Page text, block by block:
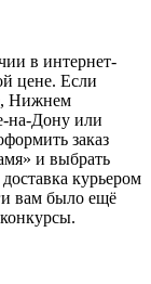
в интернет-
цене. Если
Нижнем
на-Дону или
заказ
и выбрать
курьером
вам было ещё